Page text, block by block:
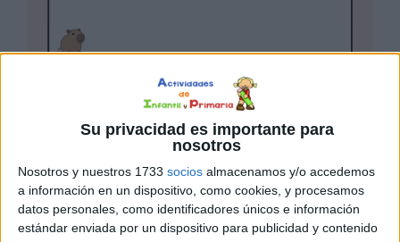
Su privacidad es importante para
nosotros
Nosotros y nuestros 1733 socios almacenamos y/o accedemos
a información en un dispositivo, como cookies, y procesamos
datos personales, como identificadores únicos e información
estándar enviada por un dispositivo para publicidad y contenido